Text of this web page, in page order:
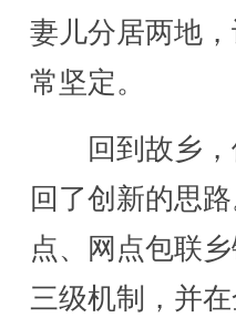
妻儿分居两地
常坚定。
回到故乡，
回了创新的思
点、网点包联
三级机制，并